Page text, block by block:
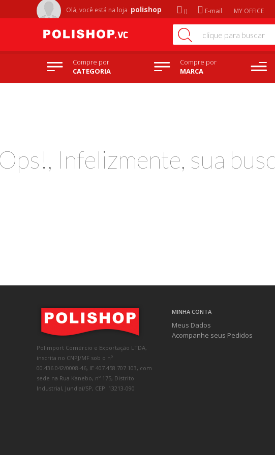
Olá, você está na loja polishop E-mail MY OFFICE
Compre por
CATEGORIA
Compre por
MARCA
Infelizmente, sua
Polimport Comércio e Exportação LTDA,
inscrita no CNPJ/MF sob o nº
00.436.042/0008-46, IE 407.458.707.103, com
sede na Rua Kanebo, nº 175, Distrito
Industrial, Jundiaí/SP, CEP: 13213-090
MINHA CONTA
Meus Dados
Acompanhe seus Pedidos